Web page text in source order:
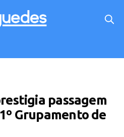
passagem
Grupamento de